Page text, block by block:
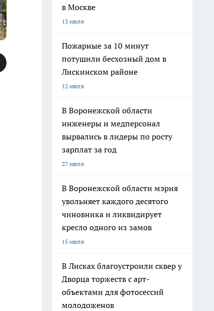
в Москве
13 июля
Пожарные за 10 минут
потушили бесхозный дом в
Лискинском районе
12 июля
В Воронежской области
инженеры и медперсонал
вырвались в лидеры по росту
зарплат за год
27 июля
В Воронежской области мэрия
увольняет каждого десятого
чиновника и ликвидирует
кресло одного из замов
15 июля
В Лисках благоустроили сквер у
Дворца торжеств с арт-
объектами для фотосессий
молодоженов